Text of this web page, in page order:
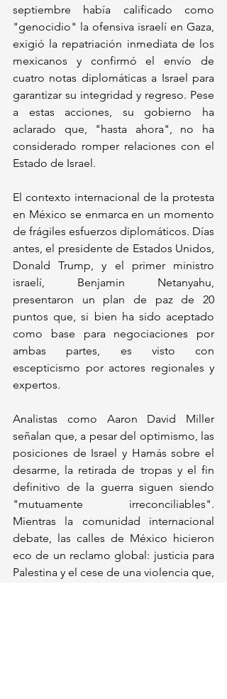
septiembre había calificado como
"genocidio" la ofensiva israelí en Gaza,
exigió la repatriación inmediata de los
mexicanos y confirmó el envío de
cuatro notas diplomáticas a Israel para
garantizar su integridad y regreso. Pese
a estas acciones, su gobierno ha
aclarado que, "hasta ahora", no ha
considerado romper relaciones con el
Estado de Israel.
El contexto internacional de la protesta
en México se enmarca en un momento
de frágiles esfuerzos diplomáticos. Días
antes, el presidente de Estados Unidos,
Donald Trump, y el primer ministro
israelí, Benjamin Netanyahu,
presentaron un plan de paz de 20
puntos que, si bien ha sido aceptado
como base para negociaciones por
ambas partes, es visto con
escepticismo por actores regionales y
expertos.
Analistas como Aaron David Miller
señalan que, a pesar del optimismo, las
posiciones de Israel y Hamás sobre el
desarme, la retirada de tropas y el fin
definitivo de la guerra siguen siendo
"mutuamente irreconciliables".
Mientras la comunidad internacional
debate, las calles de México hicieron
eco de un reclamo global: justicia para
Palestina y el cese de una violencia que,